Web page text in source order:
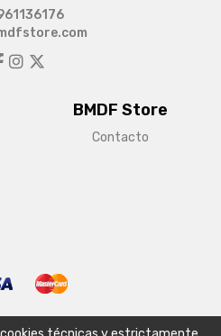
BMDF Store
Contacto